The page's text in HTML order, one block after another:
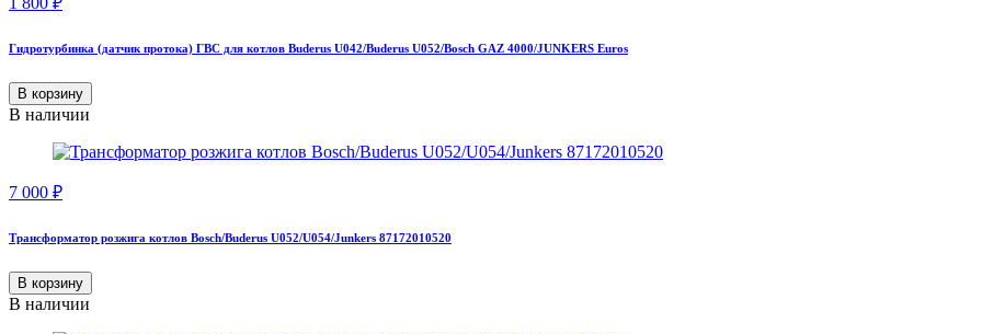
Гидротурбинка (датчик протока) ГВС для котлов Buderus U042/Buderus U052/Bosch GAZ 4000/JUNKERS Euros
В корзину
В наличии
7 000 ₽
Трансформатор розжига котлов Bosch/Buderus U052/U054/Junkers 87172010520
В корзину
В наличии